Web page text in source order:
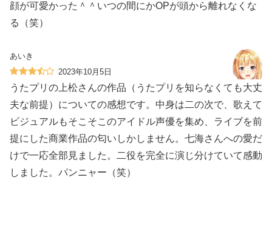
顔が可愛かった＾＾いつの間にかOPが頭から離れなくな
る（笑）
あいき
2023年10月5日
うたプリの上松さんの作品（うたプリを知らなくても大丈
夫な前提）についての感想です。中身は二の次で、歌えて
ビジュアルもそこそこのアイドル声優を集め、ライブを前
提にした商業作品の匂いしかしません。七海さんへの愛だ
けで一応全部見ました。二役を完全に演じ分けていて感動
しました。パンニャー（笑）